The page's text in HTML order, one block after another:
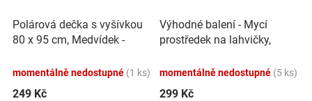
Polárová dečka s vyšívkou
80 x 95 cm, Medvídek -
momentálně nedostupné (1 ks)
249 Kč
Výhodné balení - Mycí
prostředek na lahvičky,
momentálně nedostupné (5 ks)
299 Kč